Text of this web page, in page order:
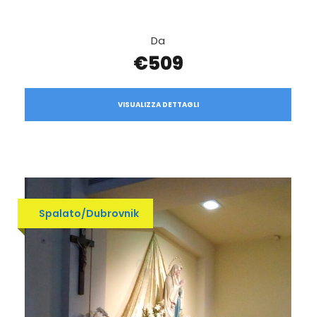
Da
€509
VISUALIZZA DETTAGLI
Spalato/Dubrovnik